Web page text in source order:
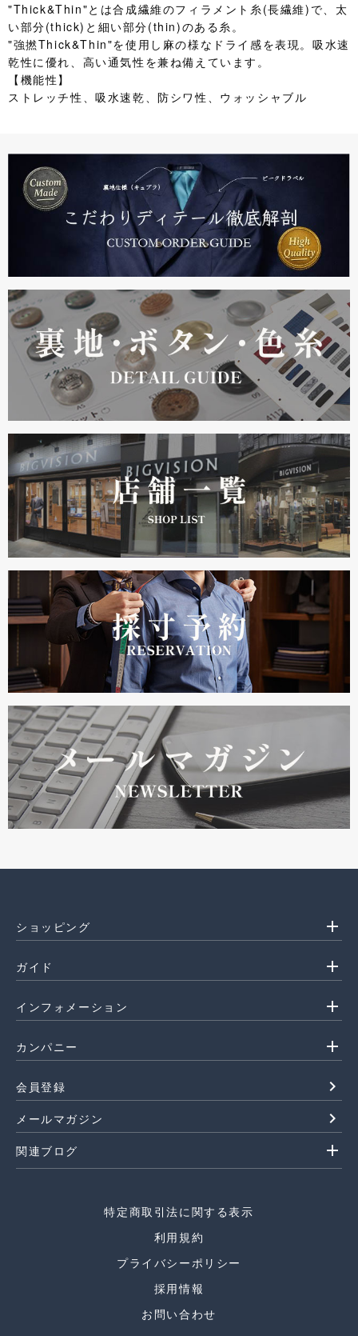
"Thick&Thin"とは合成繊維のフィラメント糸(長繊維)で、太
い部分(thick)と細い部分(thin)のある糸。
"強撚Thick&Thin"を使用し麻の様なドライ感を表現。吸水速
乾性に優れ、高い通気性を兼ね備えています。
【機能性】
ストレッチ性、吸水速乾、防シワ性、ウォッシャブル
ショッピング add
ガイド add
インフォメーション add
カンパニー add
会員登録 navigate_next
メールマガジン navigate_next
関連ブログ add
特定商取引法に関する表示
利用規約
プライバシーポリシー
採用情報
お問い合わせ